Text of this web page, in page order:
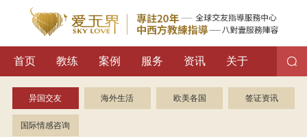
首页 教练 案例 服务 资讯 关于
异国交友 海外生活 欧美各国 签证资讯
国际情感咨询